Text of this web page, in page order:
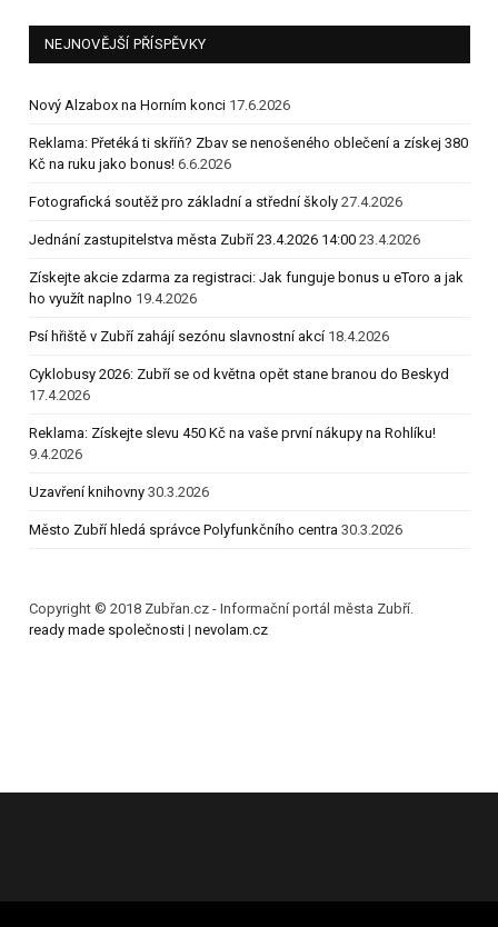
NEJNOVĚJŠÍ PŘÍSPĚVKY
Nový Alzabox na Horním konci 17.6.2026
Reklama: Přetéká ti skříň? Zbav se nenošeného oblečení a získej 380
Kč na ruku jako bonus! 6.6.2026
Fotografická soutěž pro základní a střední školy 27.4.2026
Jednání zastupitelstva města Zubří 23.4.2026 14:00 23.4.2026
Získejte akcie zdarma za registraci: Jak funguje bonus u eToro a jak
ho využít naplno 19.4.2026
Psí hřiště v Zubří zahájí sezónu slavnostní akcí 18.4.2026
Cyklobusy 2026: Zubří se od května opět stane branou do Beskyd
17.4.2026
Reklama: Získejte slevu 450 Kč na vaše první nákupy na Rohlíku!
9.4.2026
Uzavření knihovny 30.3.2026
Město Zubří hledá správce Polyfunkčního centra 30.3.2026
Copyright © 2018 Zubřan.cz - Informační portál města Zubří.
ready made společnosti | nevolam.cz